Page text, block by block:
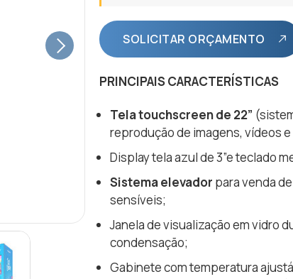
Next SOLICITAR ORÇAMENTO
PRINCIPAIS CARACTERÍSTICAS
Tela touchscreen de 22”
reprodução de imagens, vídeos
Display tela azul de 3”e teclado
Sistema elevador para venda
sensíveis;
Janela de visualização em vidro
condensação;
Gabinete com temperatura